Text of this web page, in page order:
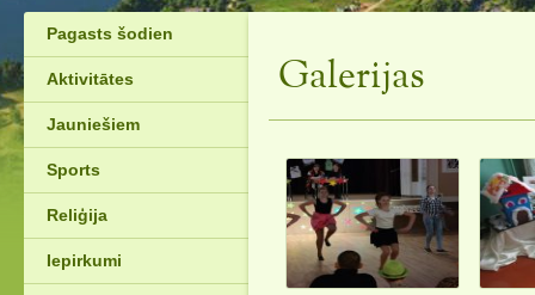
Pagasts šodien
Aktivitātes
Jauniešiem
Sports
Reliģija
Iepirkumi
Galerijas